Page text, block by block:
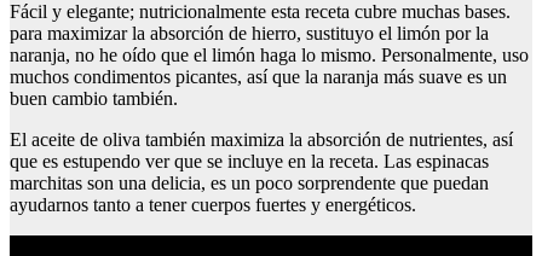
Fácil y elegante; nutricionalmente esta receta cubre muchas bases.
para maximizar la absorción de hierro, sustituyo el limón por la
naranja, no he oído que el limón haga lo mismo. Personalmente, uso
muchos condimentos picantes, así que la naranja más suave es un
buen cambio también.
El aceite de oliva también maximiza la absorción de nutrientes, así
que es estupendo ver que se incluye en la receta. Las espinacas
marchitas son una delicia, es un poco sorprendente que puedan
ayudarnos tanto a tener cuerpos fuertes y energéticos.